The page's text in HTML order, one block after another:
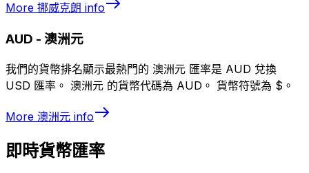
More 挪威克朗 info
AUD - 澳洲元
我們的貨幣排名顯示最熱門的 澳洲元 匯率是 AUD 兌換
USD 匯率。 澳洲元 的貨幣代碼為 AUD。 貨幣符號為 $。
More 澳洲元 info
即時貨幣匯率